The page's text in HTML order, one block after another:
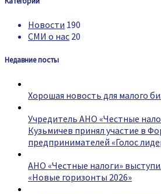
Новости 190
СМИ о нас 20
Недавние посты
Хорошая новость для малого
Учредитель АНО «Честные
Кузьмичев принял участие в
предпринимателей «Голос
АНО «Честные налоги»
«Новые горизонты 2026»